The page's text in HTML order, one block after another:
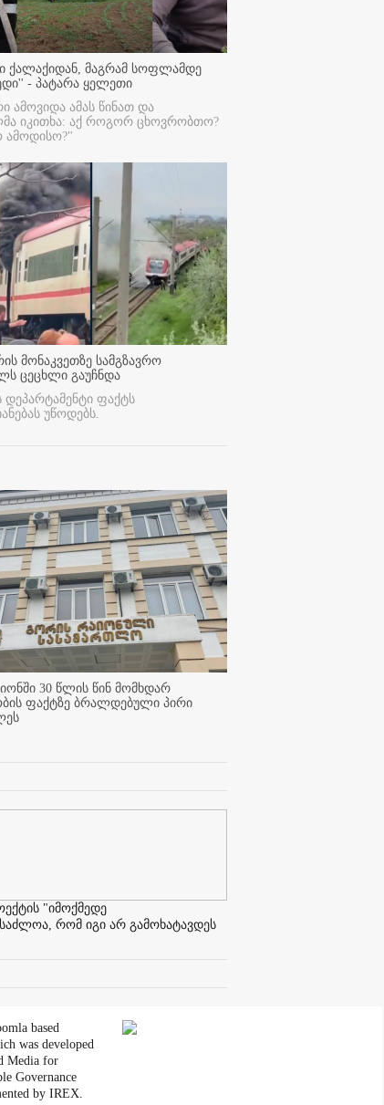
ქალაქიდან, მაგრამ სოფლამდე
- პატარა ყელეთი
ამოვიდა ამას წინათ და
იკითხა: აქ როგორ ცხოვრობთო?
ამოდისო?"
მონაკვეთზე სამგზავრო
ცეცხლი გაუჩნდა
დეპარტამენტი ფაქტს
უწოდებს.
30 წლის წინ მომხდარ
ფაქტზე ბრალდებული პირი
"იმოქმედე
რომ იგი არ გამოხატავდეს
based
was developed
Media for
Governance
by IREX.